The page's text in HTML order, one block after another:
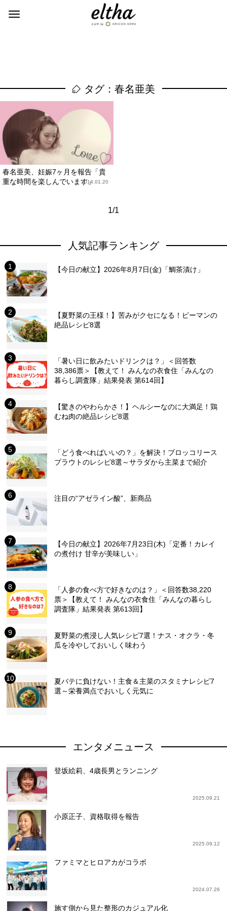
タグ：春名亜美
春名亜美、妊娠7ヶ月を報告「貴
重な時間を楽しんでいます」2014.01.20
1/1
人気記事ランキング
【今日の献立】2026年8月7日(金)「鯛茶漬け」
【夏野菜の王様！】苦みがクセになる！ピーマンの
絶品レシピ8選
「暑い日に飲みたいドリンクは？」＜回答数
38,386票＞【教えて！ みんなの衣食住「みんなの
暮らし調査隊」結果発表 第614回】
【驚きのやわらかさ！】ヘルシーなのに大満足！鶏
むね肉の絶品レシピ8選
「どう食べればいいの？」を解決！ブロッコリース
プラウトのレシピ8選～サラダから主菜まで紹介
注目の“アゼライン酸”、新商品
【今日の献立】2026年7月23日(木)「定番！カレイ
の煮付け 甘辛が美味しい」
「人参の食べ方で好きなのは？」＜回答数38,220
票＞【教えて！ みんなの衣食住「みんなの暮らし
調査隊」結果発表 第613回】
夏野菜の煮浸し人気レシピ7選！ナス・オクラ・冬
瓜を冷やしておいしく味わう
夏バテに負けない！主食＆主菜のスタミナレシピ7
選～栄養満点でおいしく元気に
エンタメニュース
登坂絵莉、4歳長男とランニング
2025.09.21
小原正子、資格取得を報告
2025.09.12
ファミマとヒロアカがコラボ
2024.07.26
施す側から見た整形のカジュアル化